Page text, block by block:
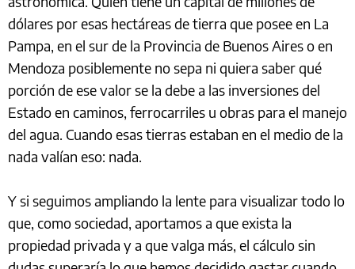
dólares por esas hectáreas de tierra que posee en La
Pampa, en el sur de la Provincia de Buenos Aires o en
Mendoza posiblemente no sepa ni quiera saber qué
porción de ese valor se la debe a las inversiones del
Estado en caminos, ferrocarriles u obras para el manejo
del agua. Cuando esas tierras estaban en el medio de la
nada valían eso: nada.
Y si seguimos ampliando la lente para visualizar todo lo
que, como sociedad, aportamos a que exista la
propiedad privada y a que valga más, el cálculo sin